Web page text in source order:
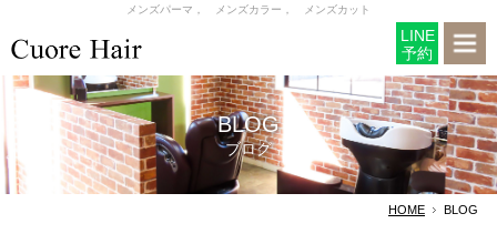
メンズパーマ， メンズカラー， メンズカット
LINE
予約
BLOG
ブログ
HOME BLOG